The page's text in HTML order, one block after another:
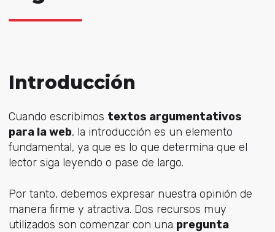
Introducción
Cuando escribimos textos argumentativos
para la web, la introducción es un elemento
fundamental, ya que es lo que determina que el
lector siga leyendo o pase de largo.
Por tanto, debemos expresar nuestra opinión de
manera firme y atractiva. Dos recursos muy
utilizados son comenzar con una pregunta